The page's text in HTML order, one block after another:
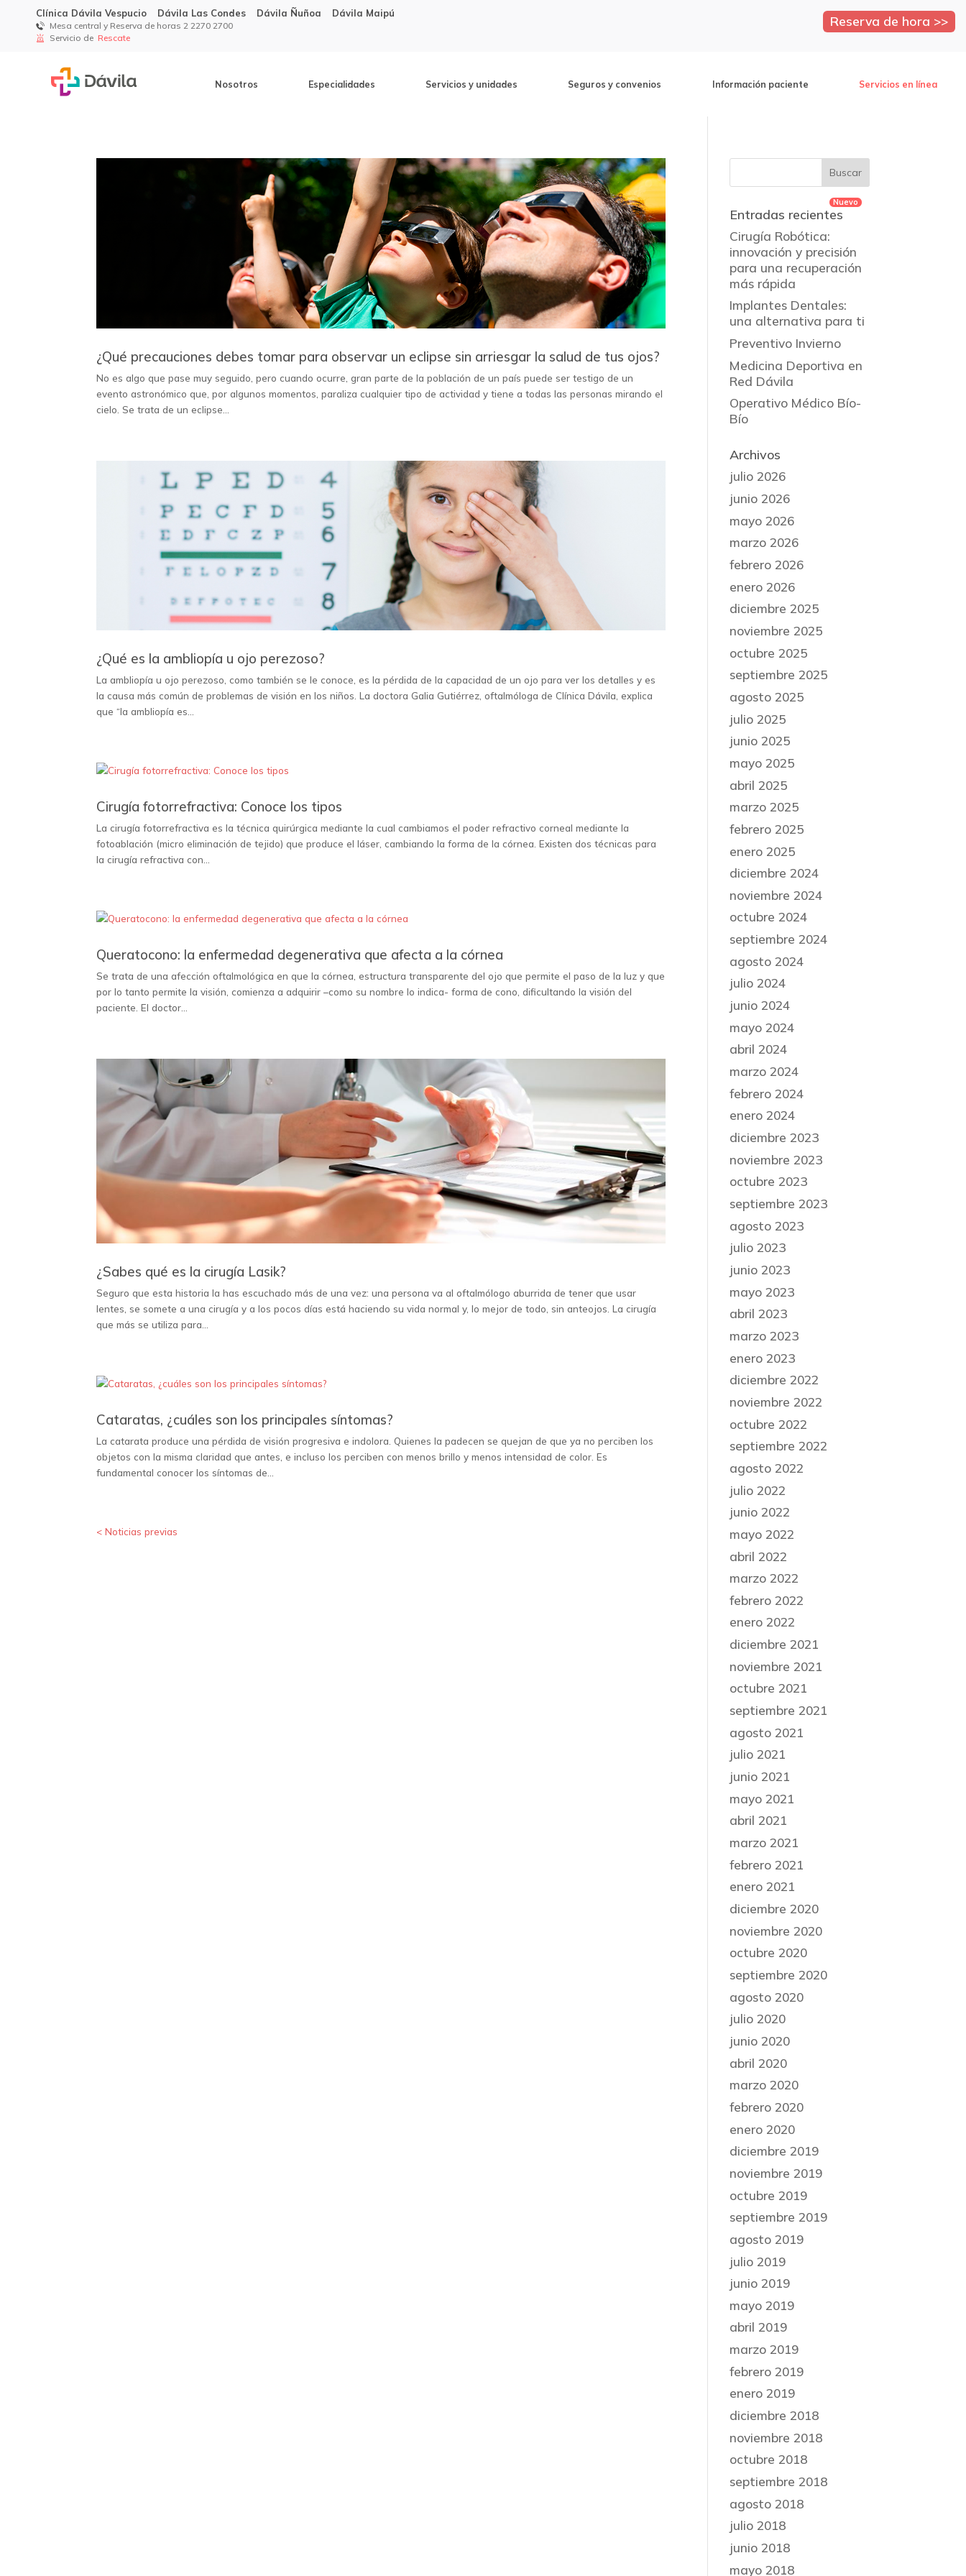
Clínica Dávila Vespucio Dávila Las Condes Dávila Ñuñoa Dávila Maipú Reserva de hora >>
Mesa central y Reserva de horas 2 2270 2700
Servicio de Rescate
Nosotros Especialidades Servicios y unidades Seguros y convenios Información paciente Servicios en línea
¿Qué precauciones debes tomar para observar un eclipse sin arriesgar la salud de tus ojos?
No es algo que pase muy seguido, pero cuando ocurre, gran parte de la población de un país puede ser testigo de un
evento astronómico que, por algunos momentos, paraliza cualquier tipo de actividad y tiene a todas las personas mirando el
cielo. Se trata de un eclipse...
¿Qué es la ambliopía u ojo perezoso?
La ambliopía u ojo perezoso, como también se le conoce, es la pérdida de la capacidad de un ojo para ver los detalles y es
la causa más común de problemas de visión en los niños. La doctora Galia Gutiérrez, oftalmóloga de Clínica Dávila, explica
que “la ambliopía es...
Cirugía fotorrefractiva: Conoce los tipos
La cirugía fotorrefractiva es la técnica quirúrgica mediante la cual cambiamos el poder refractivo corneal mediante la
fotoablación (micro eliminación de tejido) que produce el láser, cambiando la forma de la córnea. Existen dos técnicas para
la cirugía refractiva con...
Queratocono: la enfermedad degenerativa que afecta a la córnea
Se trata de una afección oftalmológica en que la córnea, estructura transparente del ojo que permite el paso de la luz y que
por lo tanto permite la visión, comienza a adquirir –como su nombre lo indica- forma de cono, dificultando la visión del
paciente. El doctor...
¿Sabes qué es la cirugía Lasik?
Seguro que esta historia la has escuchado más de una vez: una persona va al oftalmólogo aburrida de tener que usar
lentes, se somete a una cirugía y a los pocos días está haciendo su vida normal y, lo mejor de todo, sin anteojos. La cirugía
que más se utiliza para...
Cataratas, ¿cuáles son los principales síntomas?
La catarata produce una pérdida de visión progresiva e indolora. Quienes la padecen se quejan de que ya no perciben los
objetos con la misma claridad que antes, e incluso los perciben con menos brillo y menos intensidad de color. Es
fundamental conocer los síntomas de...
« Entradas más antiguas
Entradas recientes
Cirugía Robótica:
innovación y precisión
para una recuperación
más rápida
Implantes Dentales:
una alternativa para ti
Preventivo Invierno
Medicina Deportiva en
Red Dávila
Operativo Médico Bío-
Bío
Archivos
julio 2026
junio 2026
mayo 2026
marzo 2026
febrero 2026
enero 2026
diciembre 2025
noviembre 2025
octubre 2025
septiembre 2025
agosto 2025
julio 2025
junio 2025
mayo 2025
abril 2025
marzo 2025
febrero 2025
enero 2025
diciembre 2024
noviembre 2024
octubre 2024
septiembre 2024
agosto 2024
julio 2024
junio 2024
mayo 2024
abril 2024
marzo 2024
febrero 2024
enero 2024
diciembre 2023
noviembre 2023
octubre 2023
septiembre 2023
agosto 2023
julio 2023
junio 2023
mayo 2023
abril 2023
marzo 2023
enero 2023
diciembre 2022
noviembre 2022
octubre 2022
septiembre 2022
agosto 2022
julio 2022
junio 2022
mayo 2022
abril 2022
marzo 2022
febrero 2022
enero 2022
diciembre 2021
noviembre 2021
octubre 2021
septiembre 2021
agosto 2021
julio 2021
junio 2021
mayo 2021
abril 2021
marzo 2021
febrero 2021
enero 2021
diciembre 2020
noviembre 2020
octubre 2020
septiembre 2020
agosto 2020
julio 2020
junio 2020
abril 2020
marzo 2020
febrero 2020
enero 2020
diciembre 2019
noviembre 2019
octubre 2019
septiembre 2019
agosto 2019
julio 2019
junio 2019
mayo 2019
abril 2019
marzo 2019
febrero 2019
enero 2019
diciembre 2018
noviembre 2018
octubre 2018
septiembre 2018
agosto 2018
julio 2018
junio 2018
mayo 2018